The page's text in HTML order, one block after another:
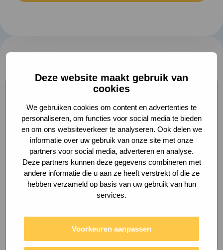
Deze website maakt gebruik van
cookies
We gebruiken cookies om content en advertenties te
personaliseren, om functies voor social media te bieden
en om ons websiteverkeer te analyseren. Ook delen we
informatie over uw gebruik van onze site met onze
partners voor social media, adverteren en analyse.
Deze partners kunnen deze gegevens combineren met
andere informatie die u aan ze heeft verstrekt of die ze
hebben verzameld op basis van uw gebruik van hun
services.
Voorkeuren aanpassen
Subscribe to our
newsletter
Name
E-mail address